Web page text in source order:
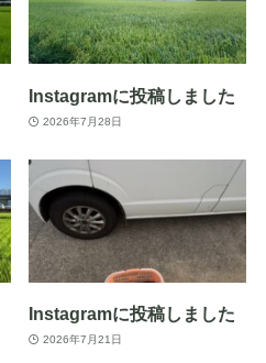
Instagramに投稿しました
2026年7月28日
Instagramに投稿しました
2026年7月21日